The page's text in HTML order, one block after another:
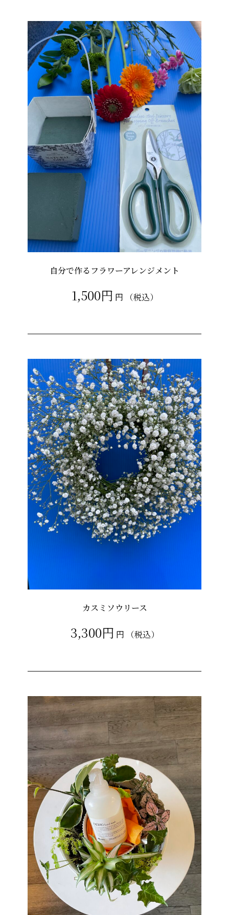
自分で作るフラワーアレンジメント
1,500円 円 （税込）
カスミソウリース
3,300円 円 （税込）